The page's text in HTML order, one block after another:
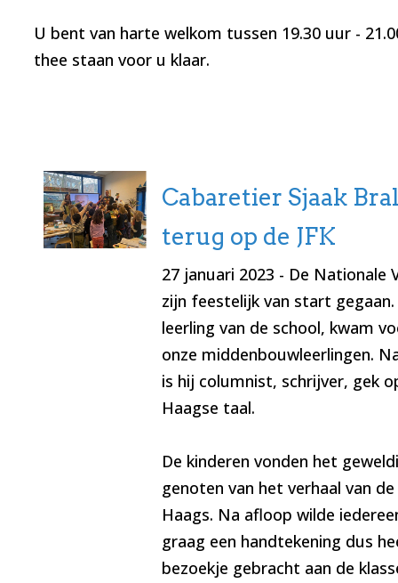
U bent van harte welkom tussen 19.30 uur -
thee staan voor u klaar.
Cabaretier Sjaak
terug op de JFK
27 januari 2023 - De Nationale
zijn feestelijk van start gegaan.
leerling van de school, kwam
onze middenbouwleerlingen.
is hij columnist, schrijver, gek
Haagse taal.
De kinderen vonden het
genoten van het verhaal van
Haags. Na afloop wilde
graag een handtekening dus
bezoekje gebracht aan de